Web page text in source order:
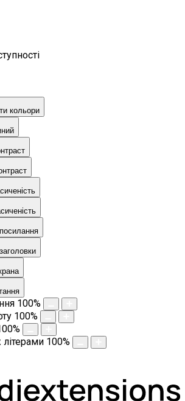
кольори
100%
100%
%
літерами 100%